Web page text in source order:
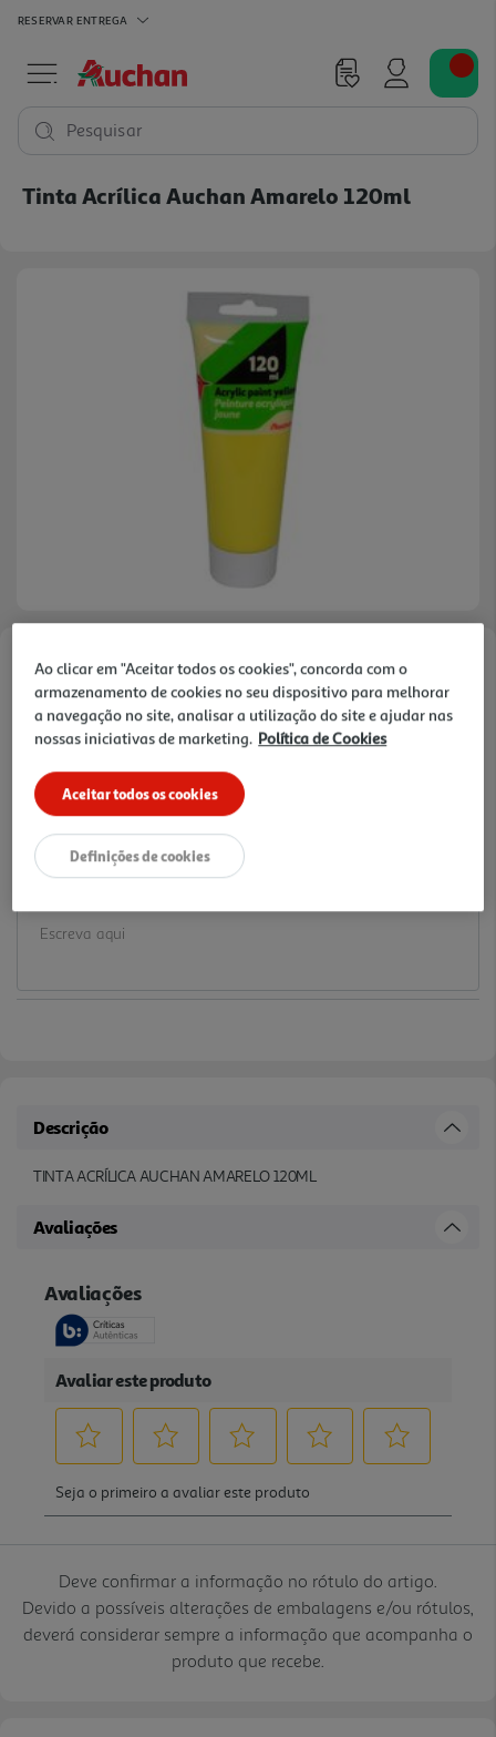
RESERVAR ENTREGA
Pesquisar
Tinta Acrílica Auchan Amarelo 120ml
Faça a sua avaliação
Ref. / EAN:3665257369668
2.19 €/un
2,19 €
Descrição
TINTA ACRÍLICA AUCHAN AMARELO 120ML
Avaliações
Deve confirmar a informação no rótulo do artigo.
Devido a possíveis alterações de embalagens e/ou rótulos,
deverá considerar sempre a informação que acompanha o
produto que recebe.
Ao clicar em "Aceitar todos os cookies", concorda com o
armazenamento de cookies no seu dispositivo para melhorar
a navegação no site, analisar a utilização do site e ajudar nas
nossas iniciativas de marketing. Política de Cookies
Aceitar todos os cookies
Definições de cookies